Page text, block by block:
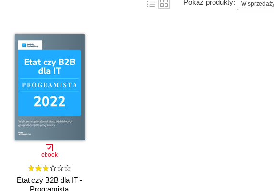
Pokaż produkty: W
ebook
Etat czy B2B dla IT -
Programista